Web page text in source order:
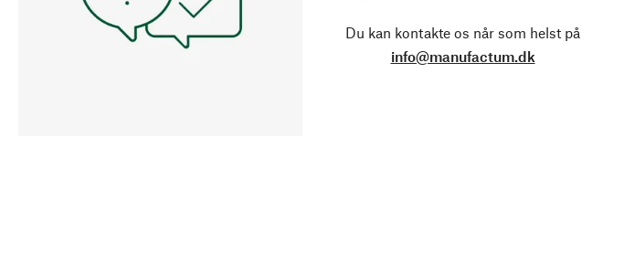
Du kan kontakte os når som helst på
info@manufactum.dk